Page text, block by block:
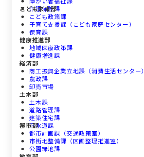
介護保険課
こども未来部
こども政策課
子育て支援課（こども家庭センター）
保育課
健康推進部
地域医療政策課
健康増進課
経済部
商工振興企業立地課（消費生活センター）
農政課
卸売市場
土木部
土木課
道路管理課
建築住宅課
下水道課
都市部
都市計画課（交通政策室）
市街地整備課（区画整理推進室）
公園緑地課